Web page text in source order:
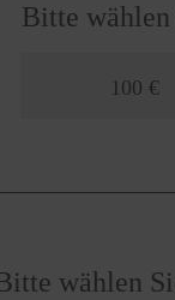
Bitte wählen
100 €
wählen